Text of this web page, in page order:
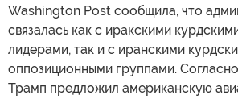
Washington Post сообщила, что
связалась как с иракскими
лидерами, так и с иранскими
оппозиционными группами.
Трамп предложил американскую